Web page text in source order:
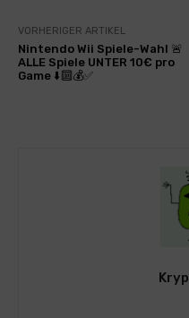
VORHERIGER ARTIKEL
Nintendo Wii Spiele-Wahl 🚨
ALLE Spiele UNTER 10€ pro
Game ⬇️🔟💰✅